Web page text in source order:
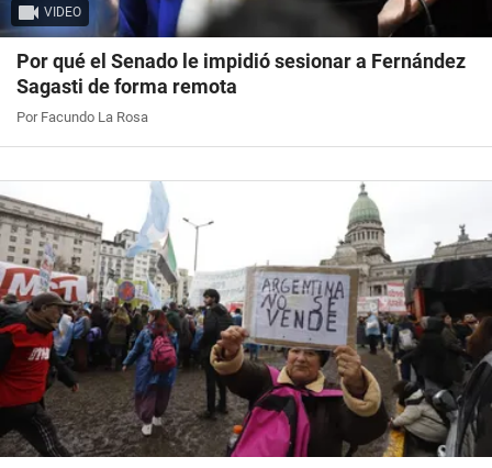
VIDEO
Por qué el Senado le impidió sesionar a Fernández
Sagasti de forma remota
Por Facundo La Rosa